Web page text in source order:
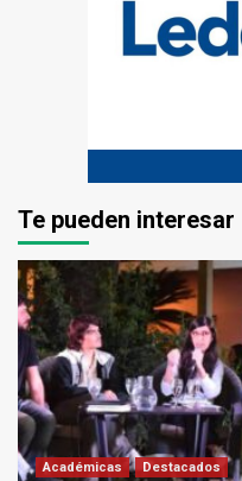
Te pueden interesar
Académicas
Destacados